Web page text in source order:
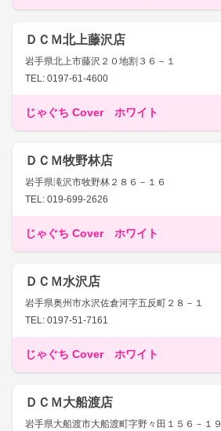
ＤＣＭ北上藤沢店
岩手県北上市藤沢２０地割３６－１
TEL: 0197-61-4600
じゃぐち Cover ホワイト
ＤＣＭ牧野林店
岩手県滝沢市牧野林２８６－１６
TEL: 019-699-2626
じゃぐち Cover ホワイト
ＤＣＭ水沢店
岩手県奥州市水沢佐倉河字五反町２８－１
TEL: 0197-51-7161
じゃぐち Cover ホワイト
ＤＣＭ大船渡店
岩手県大船渡市大船渡町字野々田１５６－１９